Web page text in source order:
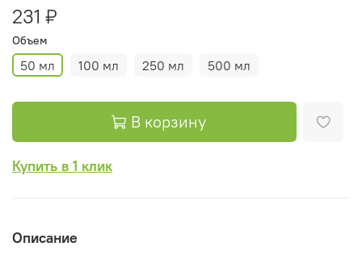
231 ₽
Объем
50 мл 100 мл 250 мл 500 мл
В корзину
Купить в 1 клик
Описание